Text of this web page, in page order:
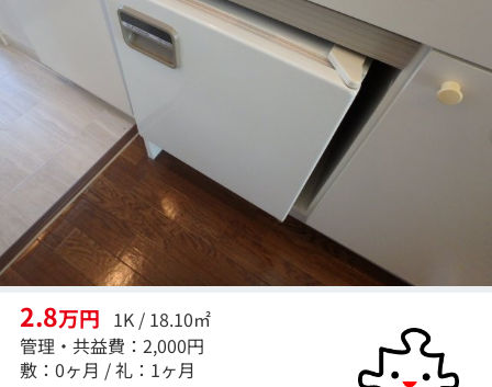
2.8万円
1K / 18.10㎡
管理・共益費：2,000円
敷：0ヶ月 / 礼：1ヶ月